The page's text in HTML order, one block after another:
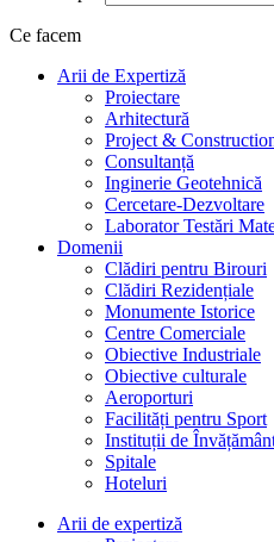
Ce facem
Arii de Expertiză
Proiectare
Arhitectură
Project &
Consultanță
Inginerie Geotehnică
Cercetare-Dezvoltare
Laborator Testări
Domenii
Clădiri pentru Birouri
Clădiri Rezidențiale
Monumente Istorice
Centre Comerciale
Obiective Industriale
Obiective culturale
Aeroporturi
Facilități pentru Sport
Instituții de
Spitale
Hoteluri
Arii de expertiză